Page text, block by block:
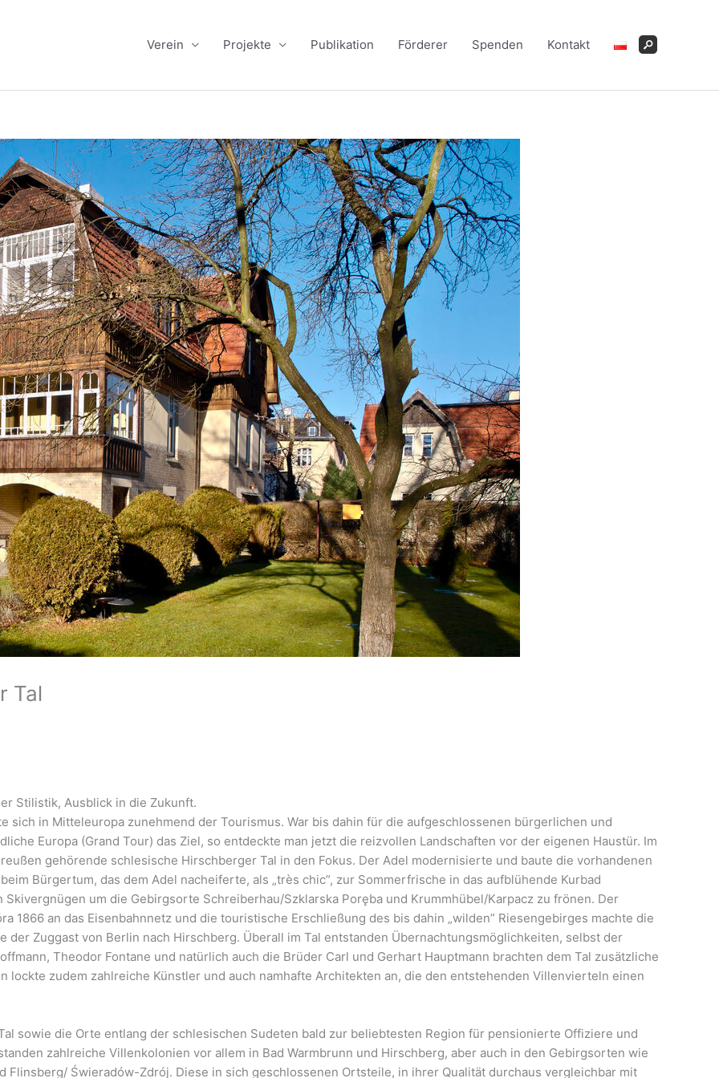
Verein Projekte Publikation Förderer Spenden Kontakt
Tal
Stilistik, Ausblick in die Zukunft.
sich in Mitteleuropa zunehmend der Tourismus. War bis dahin für die aufgeschlossenen bürgerlichen und
Europa (Grand Tour) das Ziel, so entdeckte man jetzt die reizvollen Landschaften vor der eigenen Haustür. Im
gehörende schlesische Hirschberger Tal in den Fokus. Der Adel modernisierte und baute die vorhandenen
Bürgertum, das dem Adel nacheiferte, als „très chic”, zur Sommerfrische in das aufblühende Kurbad
um die Gebirgsorte Schreiberhau/Szklarska Poręba und Krummhübel/Karpacz zu frönen. Der
1866 an das Eisenbahnnetz und die touristische Erschließung des bis dahin „wilden” Riesengebirges machte die
der Zuggast von Berlin nach Hirschberg. Überall im Tal entstanden Übernachtungsmöglichkeiten, selbst der
Theodor Fontane und natürlich auch die Brüder Carl und Gerhart Hauptmann brachten dem Tal zusätzliche
lockte zudem zahlreiche Künstler und auch namhafte Architekten an, die den entstehenden Villenvierteln einen
sowie die Orte entlang der schlesischen Sudeten bald zur beliebtesten Region für pensionierte Offiziere und
zahlreiche Villenkolonien vor allem in Bad Warmbrunn und Hirschberg, aber auch in den Gebirgsorten wie
Flinsberg/ Świeradów-Zdrój. Diese in sich geschlossenen Ortsteile, in ihrer Qualität durchaus vergleichbar mit